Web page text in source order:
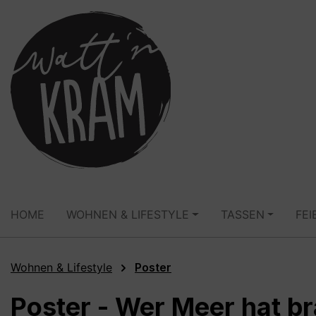
Zur Hauptnavigation springen
HOME WOHNEN & LIFESTYLE TASSEN
Wohnen & Lifestyle Poster
Poster - Wer Meer hat